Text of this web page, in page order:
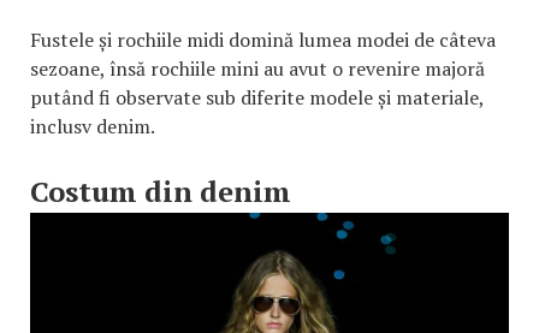
Fustele și rochiile midi domină lumea modei de câteva
sezoane, însă rochiile mini au avut o revenire majoră
putând fi observate sub diferite modele și materiale,
inclusv denim.
Costum din denim